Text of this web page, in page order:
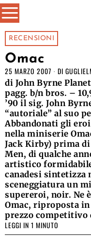
RECENSIONI
Omac
25 MARZO 2007 DI
di John Byrne
pagg. b/n bros. –
’90 il sig. John
“autoriale” al suo
Abbandonati gli
nella miniserie
Jack Kirby) prima
Men, di qualche
artistico
canadesi sintetizza
sceneggiatura un
supereroi, noir. Ne
Omac, riproposta
prezzo competitivo
LEGGI IN 1 MINUTO